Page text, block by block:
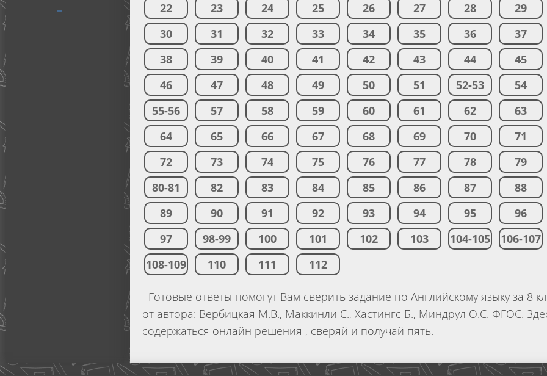
22
23 24 25 26 27 28
29
30
31 32 33 34 35 36
37
38
39 40 41 42 43 44
45
46
47 48 49 50 51 52-53
54
55-56
57 58 59 60 61 62
63
64
65 66 67 68 69 70
71
72
73 74 75 76 77 78
79
80-81
82 83 84 85 86 87
88
89
90 91 92 93 94 95
96
97
98-99 100 101 102 103 104-105
106-107
108-109
110 111 112
Готовые ответы помогут Вам сверить задание по Английскому языку за 8
от автора: Вербицкая М.В., Маккинли С., Хастингс Б., Миндрул О.С. ФГОС.
содержаться онлайн решения , сверяй и получай пять.